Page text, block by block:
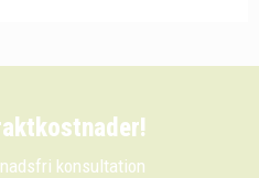
konsultation